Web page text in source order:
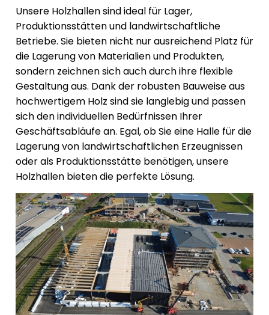
Unsere Holzhallen sind ideal für Lager,
Produktionsstätten und landwirtschaftliche
Betriebe. Sie bieten nicht nur ausreichend Platz für
die Lagerung von Materialien und Produkten,
sondern zeichnen sich auch durch ihre flexible
Gestaltung aus. Dank der robusten Bauweise aus
hochwertigem Holz sind sie langlebig und passen
sich den individuellen Bedürfnissen Ihrer
Geschäftsabläufe an. Egal, ob Sie eine Halle für die
Lagerung von landwirtschaftlichen Erzeugnissen
oder als Produktionsstätte benötigen, unsere
Holzhallen bieten die perfekte Lösung.